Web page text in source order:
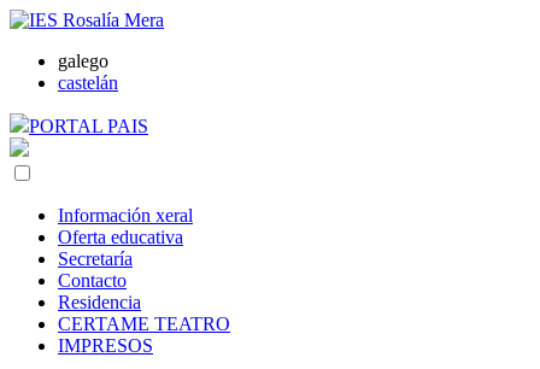
galego
castelán
PORTAL PAIS
Información xeral
Oferta educativa
Secretaría
Contacto
Residencia
CERTAME TEATRO
IMPRESOS